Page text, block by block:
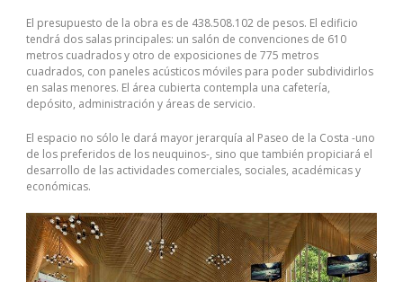
El presupuesto de la obra es de 438.508.102 de pesos. El edificio
tendrá dos salas principales: un salón de convenciones de 610
metros cuadrados y otro de exposiciones de 775 metros
cuadrados, con paneles acústicos móviles para poder subdividirlos
en salas menores. El área cubierta contempla una cafetería,
depósito, administración y áreas de servicio.
El espacio no sólo le dará mayor jerarquía al Paseo de la Costa -uno
de los preferidos de los neuquinos-, sino que también propiciará el
desarrollo de las actividades comerciales, sociales, académicas y
económicas.